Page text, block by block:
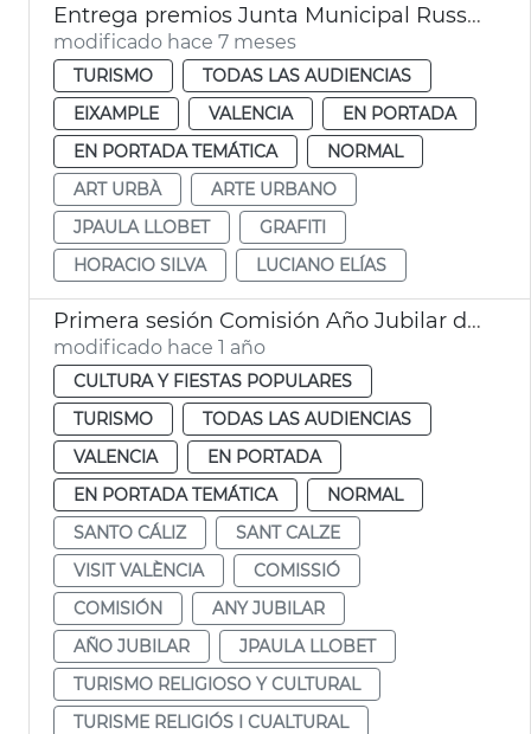
Entrega premios Junta Municipal Russafa 2025
modificado hace 7 meses
TURISMO
TODAS LAS AUDIENCIAS
EIXAMPLE
VALENCIA
EN PORTADA
EN PORTADA TEMÁTICA
NORMAL
ART URBÀ
ARTE URBANO
JPAULA LLOBET
GRAFITI
HORACIO SILVA
LUCIANO ELÍAS
Primera sesión Comisión Año Jubilar del Santo Cáliz
modificado hace 1 año
CULTURA Y FIESTAS POPULARES
TURISMO
TODAS LAS AUDIENCIAS
VALENCIA
EN PORTADA
EN PORTADA TEMÁTICA
NORMAL
SANTO CÁLIZ
SANT CALZE
VISIT VALÈNCIA
COMISSIÓ
COMISIÓN
ANY JUBILAR
AÑO JUBILAR
JPAULA LLOBET
TURISMO RELIGIOSO Y CULTURAL
TURISME RELIGIÓS I CUALTURAL